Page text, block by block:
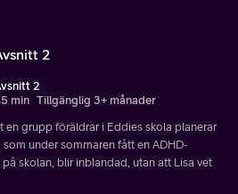
2
2
min Tillgänglig 3+ månader
en grupp föräldrar i Eddies skola planerar
under sommaren fått en ADHD-
skolan, blir inblandad, utan att Lisa vet